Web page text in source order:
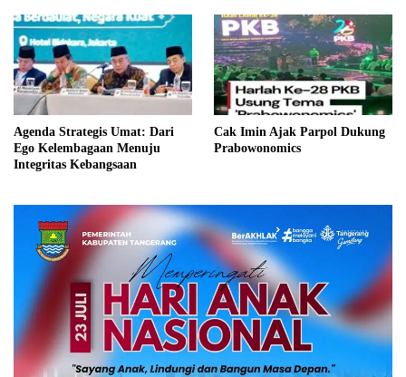
Agenda Strategis Umat: Dari
Ego Kelembagaan Menuju
Integritas Kebangsaan
Cak Imin Ajak Parpol Dukung
Prabowonomics